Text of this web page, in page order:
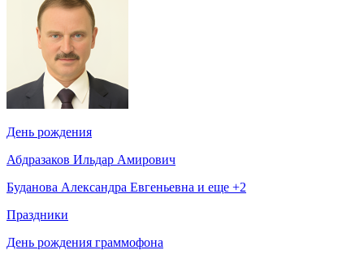
День рождения
Абдразаков Ильдар Амирович
Буданова Александра Евгеньевна и еще +2
Праздники
День рождения граммофона